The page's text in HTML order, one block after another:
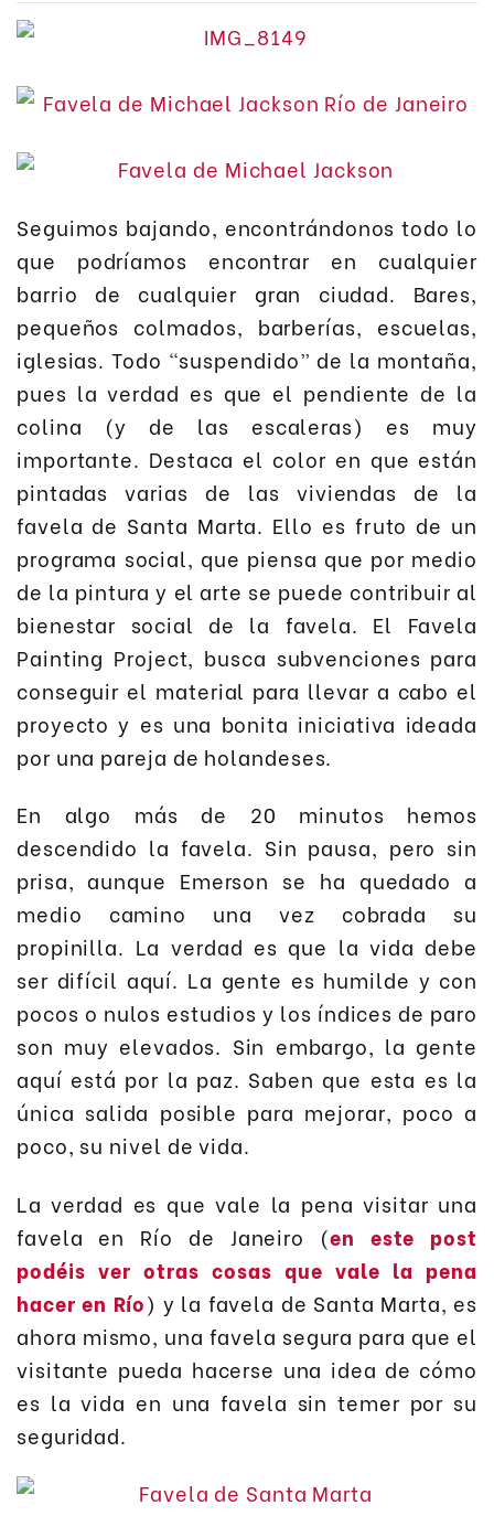
Seguimos bajando, encontrándonos todo lo
que podríamos encontrar en cualquier
barrio de cualquier gran ciudad. Bares,
pequeños colmados, barberías, escuelas,
iglesias. Todo “suspendido” de la montaña,
pues la verdad es que el pendiente de la
colina (y de las escaleras) es muy
importante. Destaca el color en que están
pintadas varias de las viviendas de la
favela de Santa Marta. Ello es fruto de un
programa social, que piensa que por medio
de la pintura y el arte se puede contribuir al
bienestar social de la favela. El Favela
Painting Project, busca subvenciones para
conseguir el material para llevar a cabo el
proyecto y es una bonita iniciativa ideada
por una pareja de holandeses.
En algo más de 20 minutos hemos
descendido la favela. Sin pausa, pero sin
prisa, aunque Emerson se ha quedado a
medio camino una vez cobrada su
propinilla. La verdad es que la vida debe
ser difícil aquí. La gente es humilde y con
pocos o nulos estudios y los índices de paro
son muy elevados. Sin embargo, la gente
aquí está por la paz. Saben que esta es la
única salida posible para mejorar, poco a
poco, su nivel de vida.
La verdad es que vale la pena visitar una
favela en Río de Janeiro (en este post
podéis ver otras cosas que vale la pena
hacer en Río) y la favela de Santa Marta, es
ahora mismo, una favela segura para que el
visitante pueda hacerse una idea de cómo
es la vida en una favela sin temer por su
seguridad.